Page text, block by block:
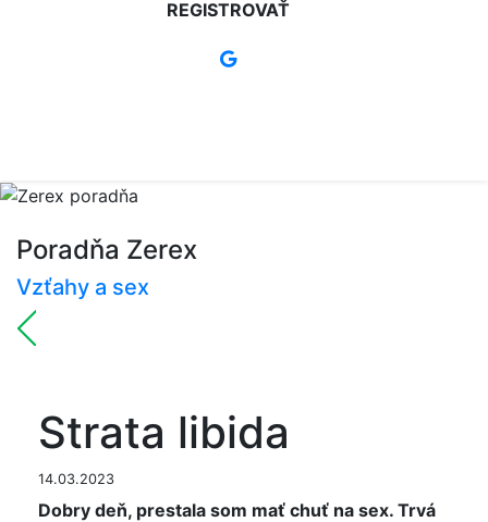
REGISTROVAŤ
Poradňa Zerex
Vzťahy a sex
Strata libida
14.03.2023
Dobry deň, prestala som mať chuť na sex. Trvá